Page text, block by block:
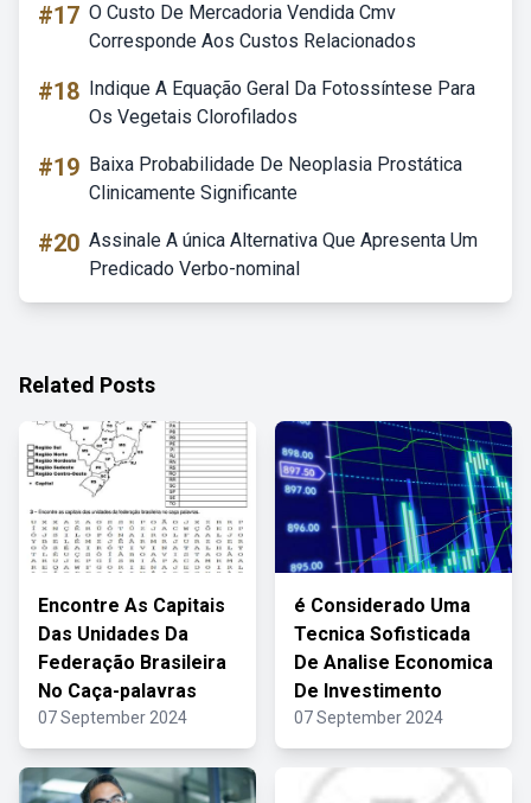
#17 O Custo De Mercadoria Vendida Cmv
Corresponde Aos Custos Relacionados
#18 Indique A Equação Geral Da Fotossíntese Para
Os Vegetais Clorofilados
#19 Baixa Probabilidade De Neoplasia Prostática
Clinicamente Significante
#20 Assinale A única Alternativa Que Apresenta Um
Predicado Verbo-nominal
Related Posts
Encontre As Capitais
Das Unidades Da
Federação Brasileira
No Caça-palavras
07 September 2024
é Considerado Uma
Tecnica Sofisticada
De Analise Economica
De Investimento
07 September 2024